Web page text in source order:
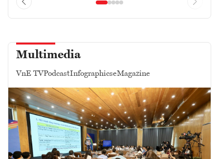
Multimedia
VnE TVPodcastInfographicseMagazine